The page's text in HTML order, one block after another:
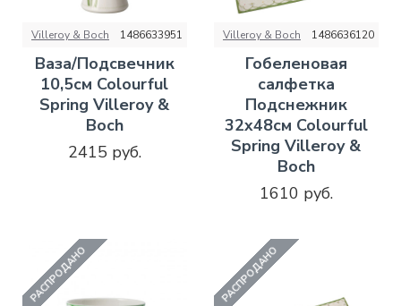
Villeroy & Boch 1486633951
Ваза/Подсвечник
10,5см Colourful
Spring Villeroy &
Boch
2415 руб.
Villeroy & Boch 1486636120
Гобеленовая
салфетка
Подснежник
32x48см Colourful
Spring Villeroy &
Boch
1610 руб.
РАСПРОДАНО РАСПРОДАНО